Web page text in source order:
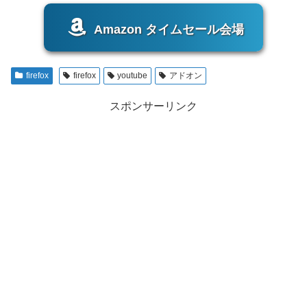
Amazon タイムセール会場
firefox firefox youtube アドオン
スポンサーリンク